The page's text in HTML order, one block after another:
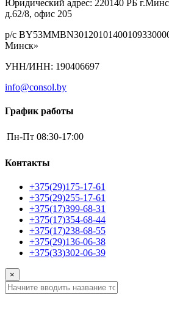
Юридический адрес: 220140 РБ
д.62/8, офис 205
р/с
Минск»
УНН/ИНН: 190406697
info@consol.by
График работы
Пн-Пт 08:30-17:00
Контакты
+375(29)175-17-61
+375(29)255-17-61
+375(17)399-68-31
+375(17)354-68-44
+375(17)238-68-55
+375(29)136-06-38
+375(33)302-06-39
×